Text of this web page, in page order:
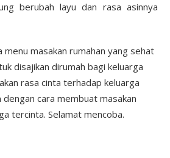
berubah layu dan rasa asinnya
masakan rumahan yang sehat
disajikan dirumah bagi keluarga
rasa cinta terhadap keluarga
dengan cara membuat masakan
tercinta. Selamat mencoba.